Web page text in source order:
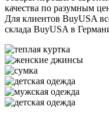
качества по разумным
Для клиентов BuyUSA
склада BuyUSA в